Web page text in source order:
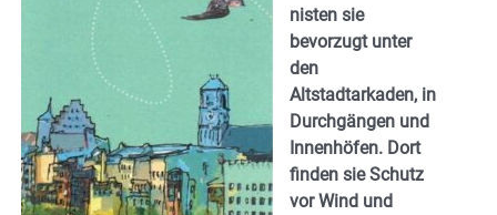
nisten sie
bevorzugt unter
den
Altstadtarkaden, in
Durchgängen und
Innenhöfen. Dort
finden sie Schutz
vor Wind und